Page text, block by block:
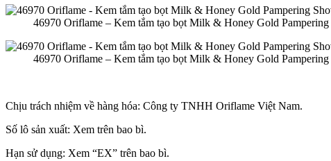
46970 Oriflame – Kem tắm tạo bọt Milk & Honey Gold Pampering
46970 Oriflame – Kem tắm tạo bọt Milk & Honey Gold Pampering
Chịu trách nhiệm về hàng hóa: Công ty TNHH Oriflame Việt Nam.
Số lô sản xuất: Xem trên bao bì.
Hạn sử dụng: Xem “EX” trên bao bì.